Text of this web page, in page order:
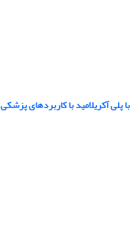
آکریلامید با کاربردهای پزشکی